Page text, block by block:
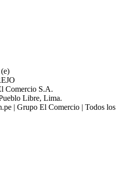
Comercio S.A.
Libre, Lima.
| Grupo El Comercio | Todos los